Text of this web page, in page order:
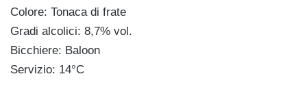
Colore: Tonaca di frate
Gradi alcolici: 8,7% vol.
Bicchiere: Baloon
Servizio: 14°C